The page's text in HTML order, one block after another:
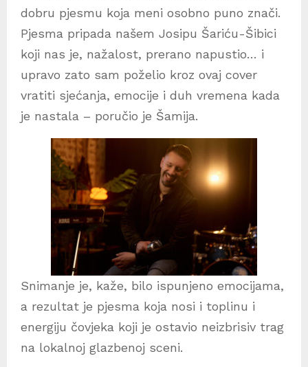
dobru pjesmu koja meni osobno puno znači.
Pjesma pripada našem Josipu Šariću-Šibici
koji nas je, nažalost, prerano napustio… i
upravo zato sam poželio kroz ovaj cover
vratiti sjećanja, emocije i duh vremena kada
je nastala – poručio je Šamija.
Snimanje je, kaže, bilo ispunjeno emocijama,
a rezultat je pjesma koja nosi i toplinu i
energiju čovjeka koji je ostavio neizbrisiv trag
na lokalnoj glazbenoj sceni.